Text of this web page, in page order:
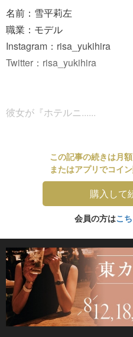
名前：雪平莉左
職業：モデル
Instagram：risa_yukihira
Twitter：risa_yukihira
彼女が『ホテルニ......
この記事の続きは月
またはアプリでコイ
購入して
会員の方はこ